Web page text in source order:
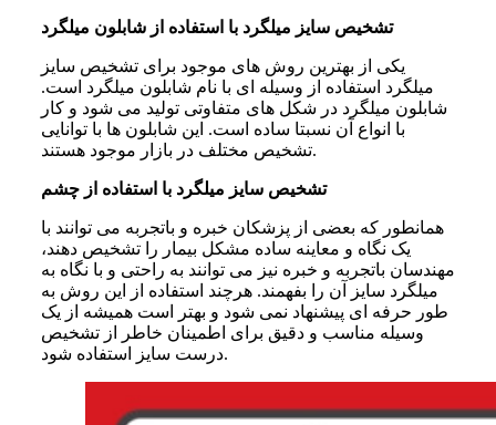
تشخیص سایز میلگرد با استفاده از شابلون میلگرد
یکی از بهترین روش های موجود برای تشخیص سایز
میلگرد استفاده از وسیله ای با نام شابلون میلگرد است.
شابلون میلگرد در شکل های متفاوتی تولید می شود و کار
با انواع آن نسبتا ساده است. این شابلون ها با توانایی
تشخیص مختلف در بازار موجود هستند.
تشخیص سایز میلگرد با استفاده از چشم
همانطور که بعضی از پزشکان خبره و باتجربه می توانند با
یک نگاه و معاینه ساده مشکل بیمار را تشخیص دهند،
مهندسان باتجربه و خبره نیز می توانند به راحتی و با نگاه به
میلگرد سایز آن را بفهمند. هرچند استفاده از این روش به
طور حرفه ای پیشنهاد نمی شود و بهتر است همیشه از یک
وسیله مناسب و دقیق برای اطمینان خاطر از تشخیص
درست سایز استفاده شود.